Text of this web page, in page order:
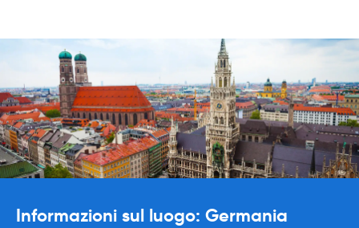
Informazioni sul luogo: Germania